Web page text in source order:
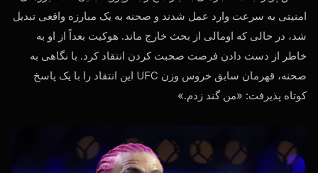
امنیتی به سرعت وارد عمل شدند و صحنه به یک مبارزه واقعی تبدیل
شد، در حالی که اومالی از بحث خارج ماند. هوکیت بعداً از او به
خاطر از دست دادن فرصت صحبت کردن انتقاد کرد. با نگاهی به
صحنه، قهرمان سابق خروس وزن UFC این انتقاد را با یک پاسخ
کوتاه پذیرفت: «من گند زدم.»